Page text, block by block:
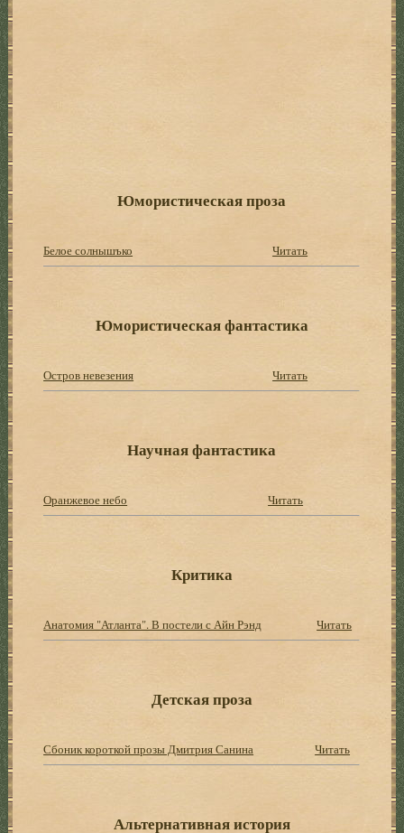
Юмористическая проза
Белое солнышъко Читать
Юмористическая фантастика
Остров невезения Читать
Научная фантастика
Оранжевое небо Читать
Критика
Анатомия "Атланта". В постели с Айн Рэнд Читать
Детская проза
Сбоник короткой прозы Дмитрия Санина Читать
Альтернативная история